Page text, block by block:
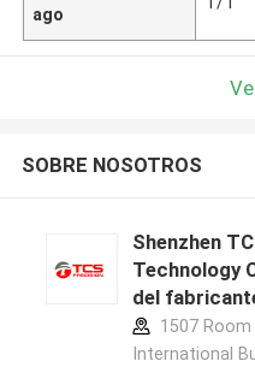
ago
SOBRE NOSOTROS
Shenzhen
Technology
del
1507
International